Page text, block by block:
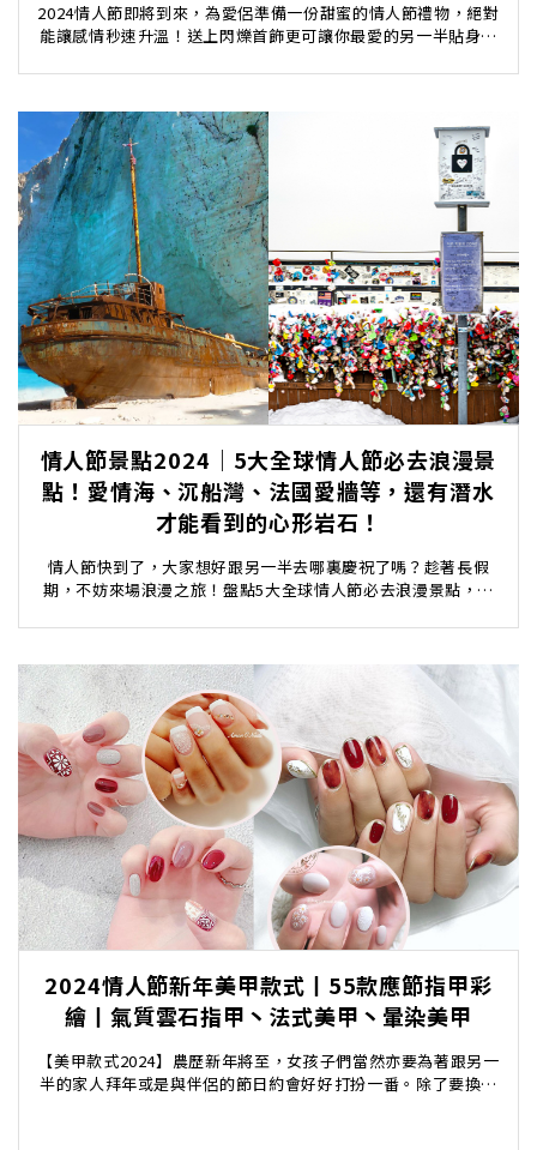
2024情人節即將到來，為愛侶準備一份甜蜜的情人節禮物，絕對
能讓感情秒速升溫！送上閃爍首飾更可讓你最愛的另一半貼身佩
情人節景點2024｜5大全球情人節必去浪漫景
點！愛情海、沉船灣、法國愛牆等，還有潛水
才能看到的心形岩石！
情人節快到了，大家想好跟另一半去哪裏慶祝了嗎？趁著長假
期，不妨來場浪漫之旅！盤點5大全球情人節必去浪漫景點，愛
2024情人節新年美甲款式丨55款應節指甲彩
繪丨氣質雲石指甲丶法式美甲丶暈染美甲
【美甲款式2024】農歷新年將至，女孩子們當然亦要為著跟另一
半的家人拜年或是與伴侶的節日約會好好打扮一番。除了要換上